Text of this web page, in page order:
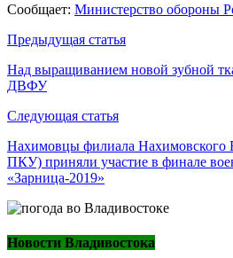
Сообщает: Министерство обороны
Навигация
по
записям
Предыдущая статья
Над выращиванием новой зубной
ДВФУ
Следующая статья
Нахимовцы филиала Нахимовского
ПКУ) приняли участие в финале
«Зарница-2019»
Новости Владивостока